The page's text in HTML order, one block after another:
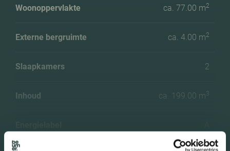
Woonoppervlakte ca. 77.00 m2
Externe bergruimte ca. 4.00 m2
Slaapkamers 2
Inhoud ca. 199.00 m3